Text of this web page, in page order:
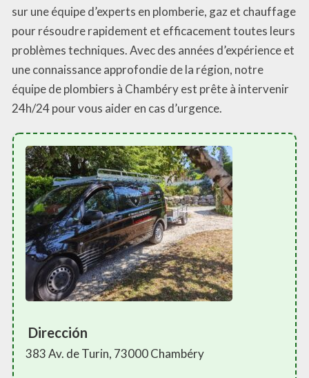
sur une équipe d’experts en plomberie, gaz et chauffage
pour résoudre rapidement et efficacement toutes leurs
problèmes techniques. Avec des années d’expérience et
une connaissance approfondie de la région, notre
équipe de plombiers à Chambéry est prête à intervenir
24h/24 pour vous aider en cas d’urgence.
Dirección
383 Av. de Turin, 73000 Chambéry